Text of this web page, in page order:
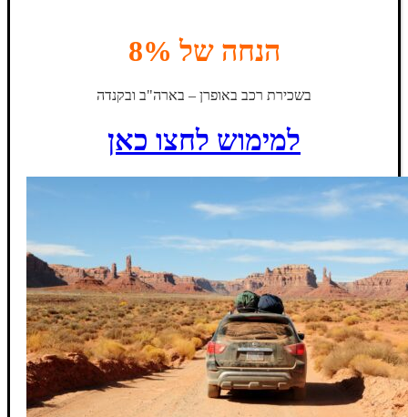
הנחה של 8%
בשכירת רכב באופרן – בארה"ב ובקנדה
למימוש לחצו כאן